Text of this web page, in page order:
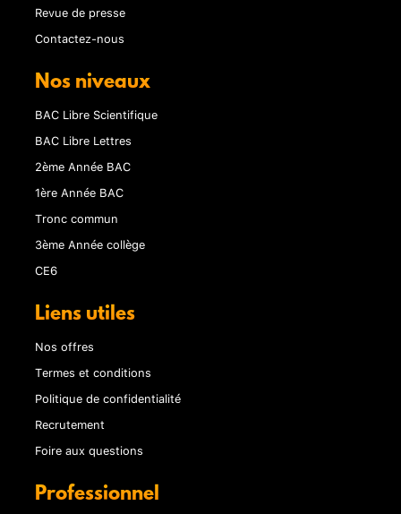
Revue de presse
Contactez-nous
Nos niveaux
BAC Libre Scientifique
BAC Libre Lettres
2ème Année BAC
1ère Année BAC
Tronc commun
3ème Année collège
CE6
Liens utiles
Nos offres
Termes et conditions
Politique de confidentialité
Recrutement
Foire aux questions
Professionnel